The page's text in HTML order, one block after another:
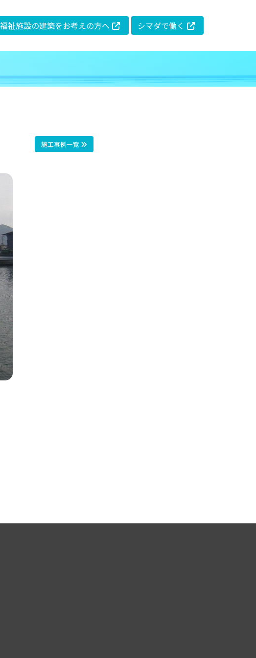
祉施設の建築をお考えの方へ シマダで働く
施工事例一覧